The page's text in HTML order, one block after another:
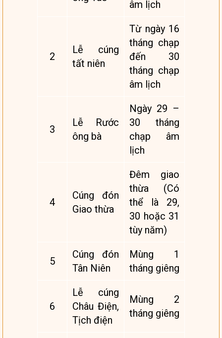
âm lịch
2
Lễ cúng
tất niên
Từ ngày 16
tháng chạp
đến 30
tháng chạp
âm lịch
3
Lễ Rước
ông bà
Ngày 29 –
30 tháng
chạp âm
lịch
4
Cúng đón
Giao thừa
Đêm giao
thừa (Có
thể là 29,
30 hoặc 31
tùy năm)
5
Cúng đón
Tân Niên
Mùng 1
tháng giêng
6
Lễ cúng
Châu Điện,
Tịch điện
Mùng 2
tháng giêng